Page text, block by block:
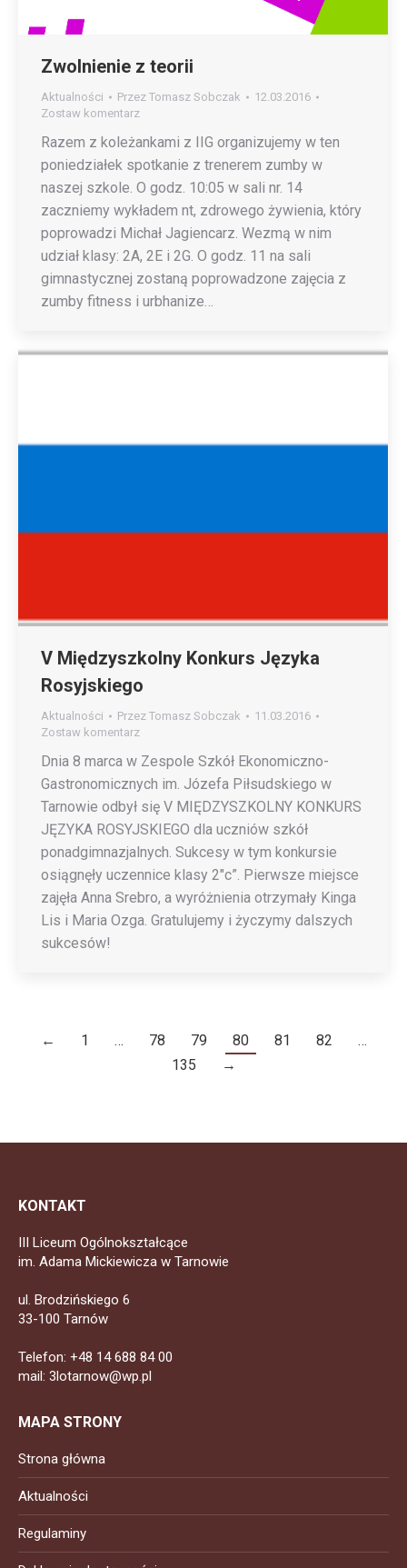
Zwolnienie z teorii
Aktualności Przez Tomasz Sobczak
12.03.2016
Zostaw komentarz
Razem z koleżankami z IIG organizujemy w ten
poniedziałek spotkanie z trenerem zumby w
naszej szkole. O godz. 10:05 w sali nr. 14
zaczniemy wykładem nt, zdrowego żywienia, który
poprowadzi Michał Jagiencarz. Wezmą w nim
udział klasy: 2A, 2E i 2G. O godz. 11 na sali
gimnastycznej zostaną poprowadzone zajęcia z
zumby fitness i urbhanize…
V Międzyszkolny Konkurs Języka
Rosyjskiego
Aktualności Przez Tomasz Sobczak
11.03.2016
Zostaw komentarz
Dnia 8 marca w Zespole Szkół Ekonomiczno-
Gastronomicznych im. Józefa Piłsudskiego w
Tarnowie odbył się V MIĘDZYSZKOLNY KONKURS
JĘZYKA ROSYJSKIEGO dla uczniów szkół
ponadgimnazjalnych. Sukcesy w tym konkursie
osiągnęły uczennice klasy 2″c”. Pierwsze miejsce
zajęła Anna Srebro, a wyróżnienia otrzymały Kinga
Lis i Maria Ozga. Gratulujemy i życzymy dalszych
sukcesów!
← 1 … 78 79 80 81 82
…
135
→
KONTAKT
III Liceum Ogólnokształcące
im. Adama Mickiewicza w Tarnowie
ul. Brodzińskiego 6
33-100 Tarnów
Telefon: +48 14 688 84 00
mail: 3lotarnow@wp.pl
MAPA STRONY
Strona główna
Aktualności
Regulaminy